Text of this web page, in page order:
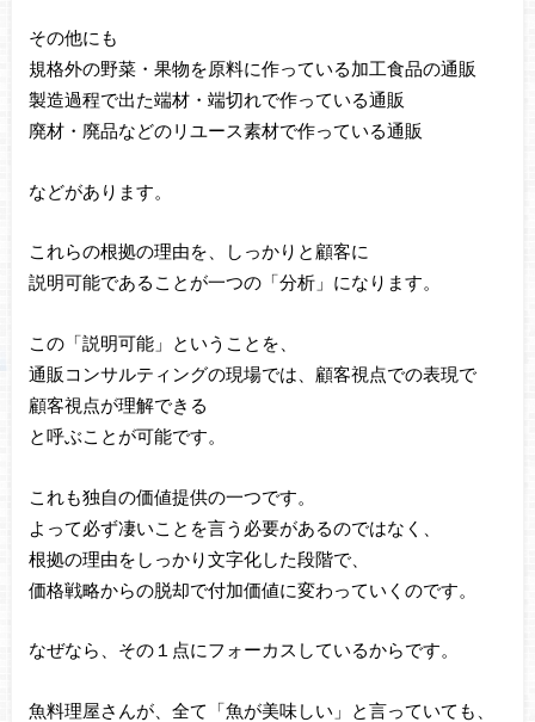
その他にも
規格外の野菜・果物を原料に作っている加工食品の通販
製造過程で出た端材・端切れで作っている通販
廃材・廃品などのリユース素材で作っている通販
などがあります。
これらの根拠の理由を、しっかりと顧客に
説明可能であることが一つの「分析」になります。
この「説明可能」ということを、
通販コンサルティングの現場では、顧客視点での表現で
顧客視点が理解できる
と呼ぶことが可能です。
これも独自の価値提供の一つです。
よって必ず凄いことを言う必要があるのではなく、
根拠の理由をしっかり文字化した段階で、
価格戦略からの脱却で付加価値に変わっていくのです。
なぜなら、その１点にフォーカスしているからです。
魚料理屋さんが、全て「魚が美味しい」と言っていても、